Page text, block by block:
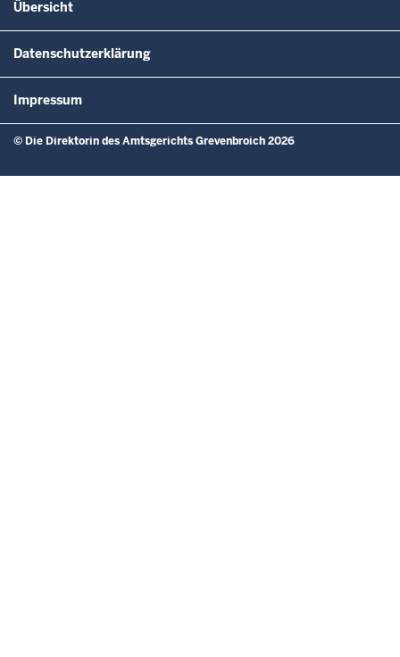
Übersicht
Datenschutzerklärung
Impressum
© Die Direktorin des Amtsgerichts Grevenbroich 2026